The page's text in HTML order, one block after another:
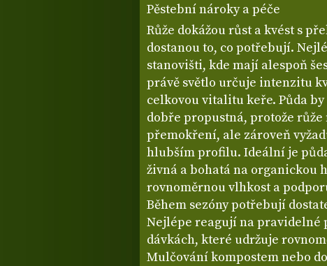
Pěstební nároky a péče
Růže dokážou růst a kvést s
dostanou to, co potřebují.
stanovišti, kde mají alespoň
právě světlo určuje intenzitu
celkovou vitalitu keře. Půda
dobře propustná, protože
přemokření, ale zároveň
hlubším profilu. Ideální je
živná a bohatá na organickou
rovnoměrnou vlhkost a
Během sezóny potřebují
Nejlépe reagují na pravidelné
dávkách, které udržuje
Mulčování kompostem nebo